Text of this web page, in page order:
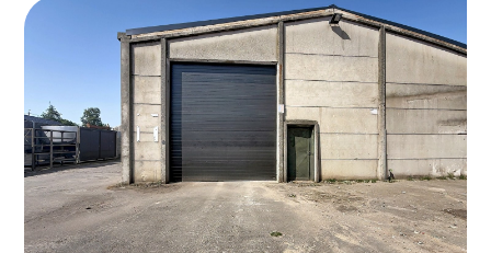
285 m²